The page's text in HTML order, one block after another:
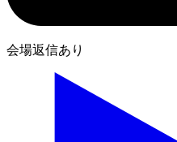
会場返信あり